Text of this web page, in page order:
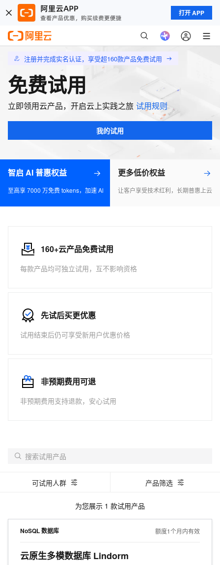
打开 APP
注册并完成实名认证，享受超160款产品免费试用
免费试用
立即领用云产品，开启云上实践之旅 试用规则
我的试用
智启 AI 普惠权益
至高享 7000 万免费 tokens，加速 Al 应用落地
更多低价权益
让客户享受技术红利，长期普惠上云
160+云产品免费试用
每款产品均可独立试用，互不影响资格
先试后买更优惠
试用结束后仍可享受新用户优惠价格
非预期费用可退
非预期费用支持退款，安心试用
可试用人群 产品筛选
为您展示 1 款试用产品
NoSQL 数据库 额度1个月内有效
云原生多模数据库 Lindorm